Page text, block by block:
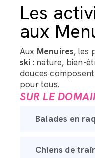
Les
aux
Aux Menuires, les
ski : nature, bien-
douces
pour tous.
SUR LE
Balades en
Chiens de